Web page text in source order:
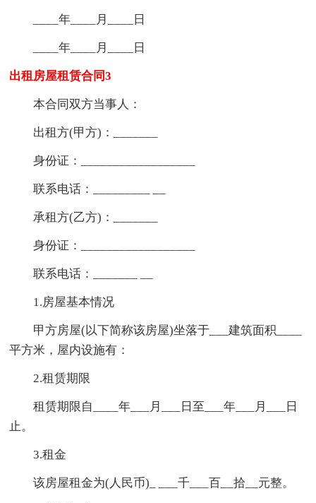
____年____月____日
____年____月____日
出租房屋租赁合同3
本合同双方当事人：
出租方(甲方)：_______
身份证：__________________
联系电话：_________ __
承租方(乙方)：_______
身份证：__________________
联系电话：_______ __
1.房屋基本情况
甲方房屋(以下简称该房屋)坐落于___建筑面积____
平方米，屋内设施有：
2.租赁期限
租赁期限自____年___月___日至___年___月___日
止。
3.租金
该房屋租金为(人民币)_ ___千___百__拾__元整。